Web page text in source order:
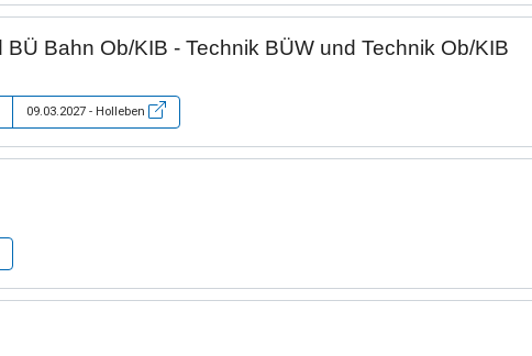
Bahn Ob/KIB - Technik BÜW und Technik Ob/KIB
09.03.2027 - Holleben